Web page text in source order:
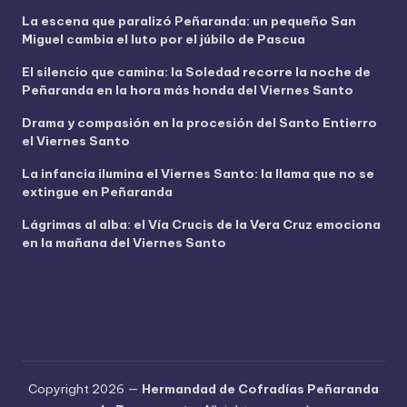
d
e
La escena que paralizó Peñaranda: un pequeño San
Miguel cambia el luto por el júbilo de Pascua
El silencio que camina: la Soledad recorre la noche de
Peñaranda en la hora más honda del Viernes Santo
Drama y compasión en la procesión del Santo Entierro
el Viernes Santo
La infancia ilumina el Viernes Santo: la llama que no se
extingue en Peñaranda
Lágrimas al alba: el Vía Crucis de la Vera Cruz emociona
en la mañana del Viernes Santo
Copyright 2026 — Hermandad de Cofradías Peñaranda